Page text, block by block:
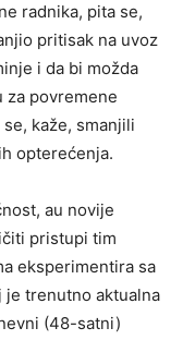
radnika, pita se,
pritisak na uvoz
i da bi možda
povremene
kaže, smanjili
opterećenja.
au novije
pristupi tim
eksperimentira sa
je trenutno aktualna
(48-satni)